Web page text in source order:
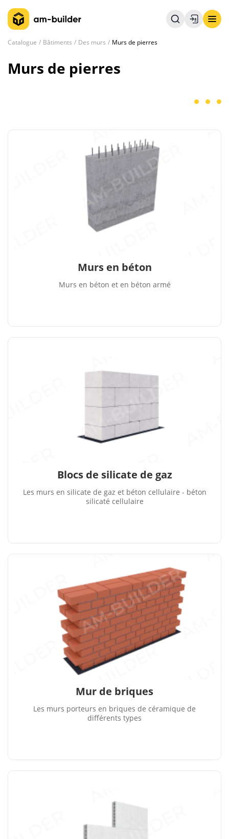
Catalogue Bâtiments Des murs Murs de pierres
Murs de pierres
Murs en béton
Murs en béton et en béton armé
Blocs de silicate de gaz
Les murs en silicate de gaz et béton cellulaire - béton
silicaté cellulaire
Mur de briques
Les murs porteurs en briques de céramique de
différents types